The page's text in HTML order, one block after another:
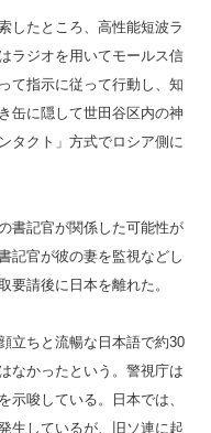
したところ、高性能短波ラ
ラジオを用いてモールス信
て指示に従って行動し、知
缶に隠して世田谷区内の神
タクト」方式でロシア側に
書記官が関係した可能性が
記官が彼の妻を監視などし
要請後に日本を離れた。
立ちと流暢な日本語で約30
なかったという。警視庁は
示唆している。日本では、
生しているが、旧ソ連に起